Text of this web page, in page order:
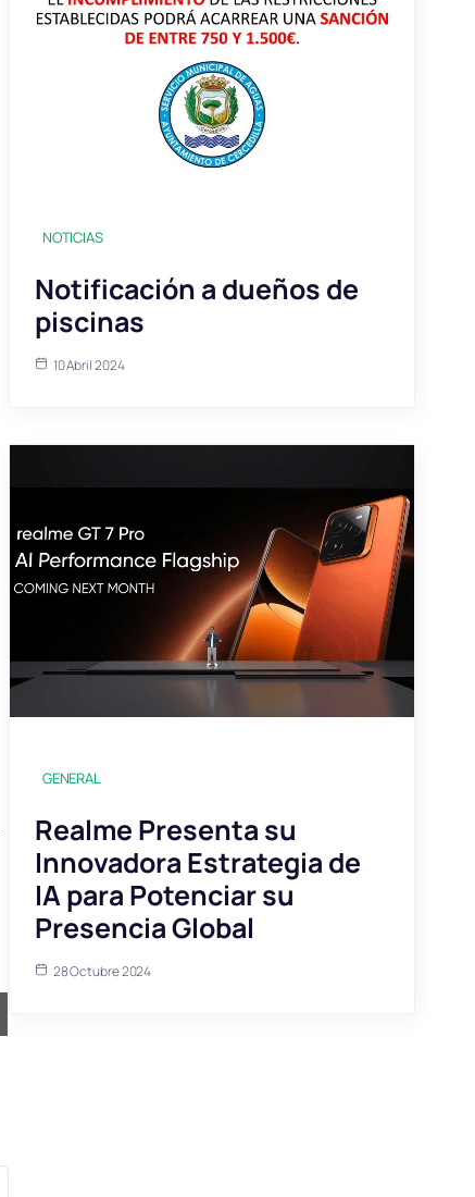
NOTICIAS
Notificación a dueños de
piscinas
10 Abril 2024
GENERAL
Realme Presenta su
Innovadora Estrategia de
IA para Potenciar su
Presencia Global
28 Octubre 2024